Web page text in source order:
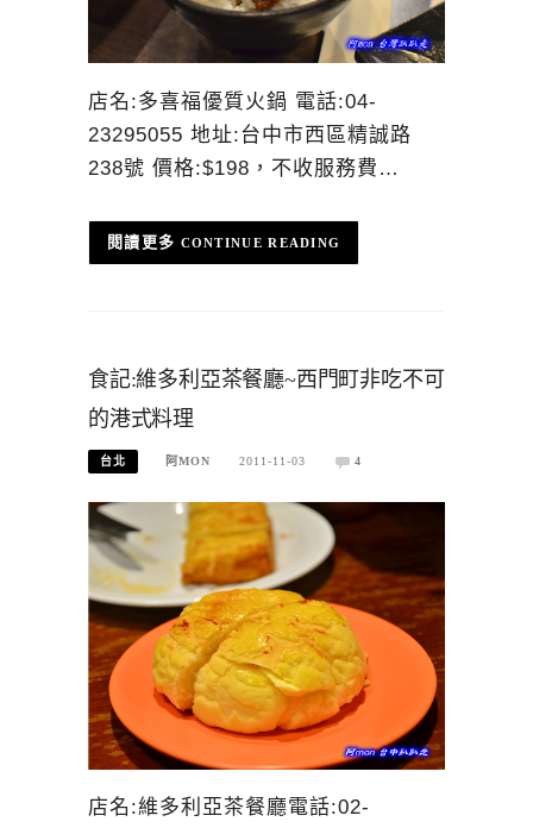
店名:多喜福優質火鍋 電話:04-
23295055 地址:台中市西區精誠路
238號 價格:$198，不收服務費…
CONTINUE READING
食記:維多利亞茶餐廳~西門町非吃不可
的港式料理
台北 阿MON 2011-11-03 4
店名:維多利亞茶餐廳電話:02-